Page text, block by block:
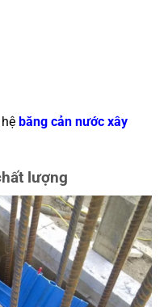
băng cản nước xây
lượng